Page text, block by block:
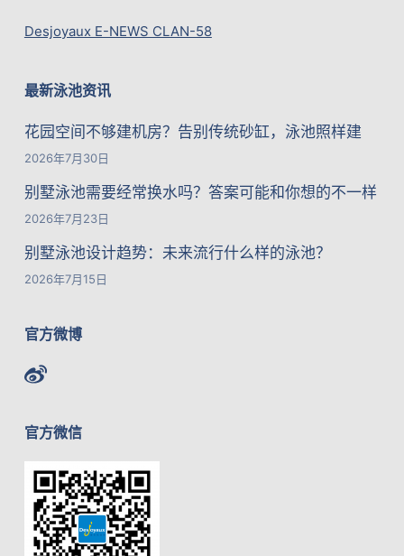
Desjoyaux E-NEWS CLAN-58
最新泳池资讯
花园空间不够建机房？告别传统砂缸，泳池照样建
2026年7月30日
别墅泳池需要经常换水吗？答案可能和你想的不一样
2026年7月23日
别墅泳池设计趋势：未来流行什么样的泳池？
2026年7月15日
官方微博
官方微信